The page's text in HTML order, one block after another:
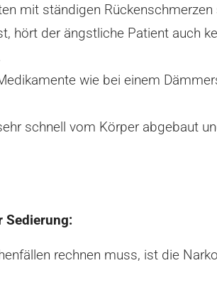
mit ständigen
hört der ängstliche Patient auch
wie bei einem
schnell vom Körper abgebaut
Sedierung:
rechnen muss, ist die